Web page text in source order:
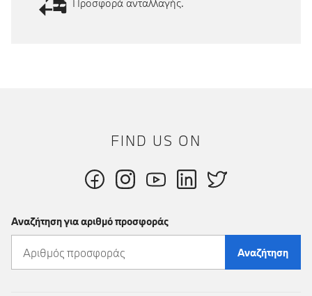
FIND US ON
Αναζήτηση για αριθμό προσφοράς
Αναζήτηση